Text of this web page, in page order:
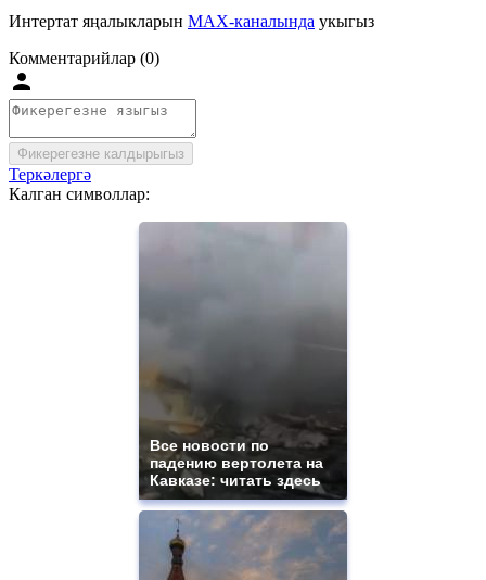
Интертат яңалыкларын MAX-каналында укыгыз
Комментарийлар (0)
Фикерегезне калдырыгыз
Теркәлергә
Калган символлар:
Все новости по
падению вертолета на
Кавказе: читать здесь